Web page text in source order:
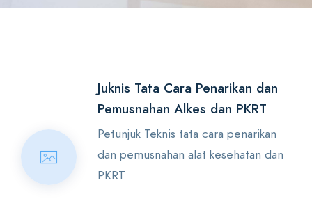
Juknis Tata Cara Penarikan dan
Pemusnahan Alkes dan PKRT
Petunjuk Teknis tata cara penarikan
dan pemusnahan alat kesehatan dan
PKRT